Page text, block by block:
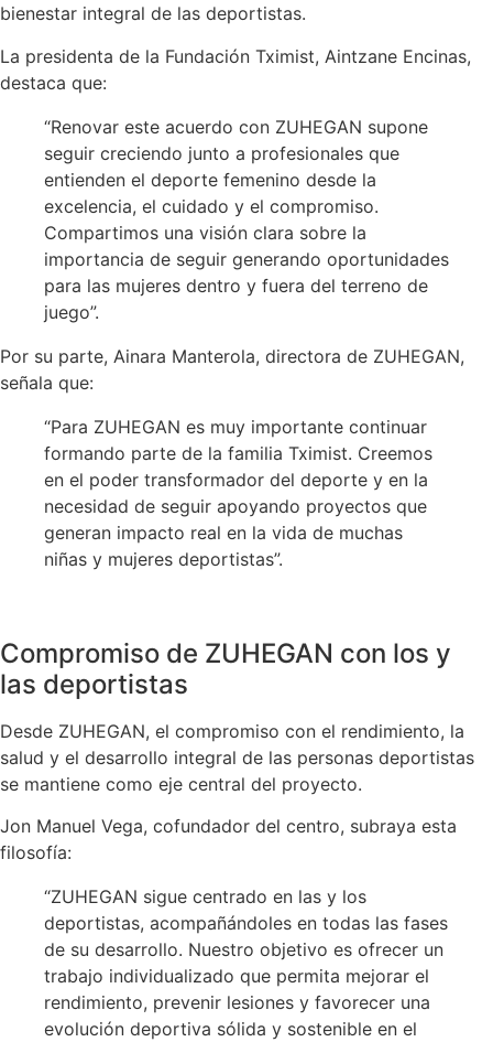
bienestar integral de las deportistas.
La presidenta de la Fundación Tximist, Aintzane Encinas,
destaca que:
“Renovar este acuerdo con ZUHEGAN supone
seguir creciendo junto a profesionales que
entienden el deporte femenino desde la
excelencia, el cuidado y el compromiso.
Compartimos una visión clara sobre la
importancia de seguir generando oportunidades
para las mujeres dentro y fuera del terreno de
juego”.
Por su parte, Ainara Manterola, directora de ZUHEGAN,
señala que:
“Para ZUHEGAN es muy importante continuar
formando parte de la familia Tximist. Creemos
en el poder transformador del deporte y en la
necesidad de seguir apoyando proyectos que
generan impacto real en la vida de muchas
niñas y mujeres deportistas”.
Compromiso de ZUHEGAN con los y
las deportistas
Desde ZUHEGAN, el compromiso con el rendimiento, la
salud y el desarrollo integral de las personas deportistas
se mantiene como eje central del proyecto.
Jon Manuel Vega, cofundador del centro, subraya esta
filosofía:
“ZUHEGAN sigue centrado en las y los
deportistas, acompañándoles en todas las fases
de su desarrollo. Nuestro objetivo es ofrecer un
trabajo individualizado que permita mejorar el
rendimiento, prevenir lesiones y favorecer una
evolución deportiva sólida y sostenible en el